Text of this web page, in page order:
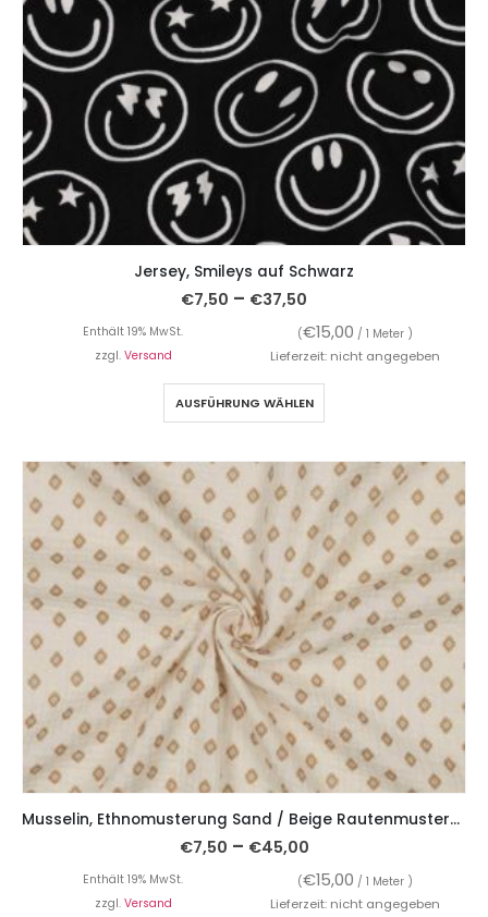
Jersey, Smileys auf Schwarz
€7,50 – €37,50
Enthält 19% MwSt. (€15,00 / 1 Meter )
zzgl. Versand Lieferzeit: nicht angegeben
AUSFÜHRUNG WÄHLEN
Musselin, Ethnomusterung Sand / Beige Rautenmusterung
€7,50 – €45,00
Enthält 19% MwSt. (€15,00 / 1 Meter )
zzgl. Versand Lieferzeit: nicht angegeben